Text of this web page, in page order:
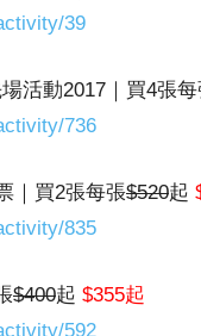
39
活動2017｜買4張
736
｜買2張每張$520起
835
$400起 $355起
592